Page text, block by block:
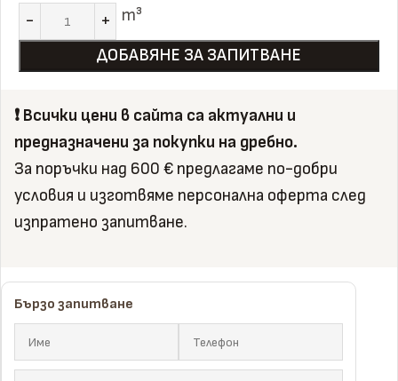
m³
ДОБАВЯНЕ ЗА ЗАПИТВАНЕ
❗️ Всички цени в сайта са актуални и
предназначени за покупки на дребно.
За поръчки над 600 € предлагаме по-добри
условия и изготвяме персонална оферта след
изпратено запитване.
Бързо запитване